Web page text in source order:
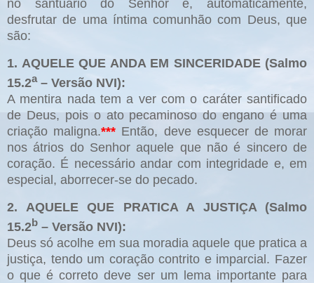
no santuário do Senhor e, automaticamente,
desfrutar de uma íntima comunhão com Deus, que
são:
1. AQUELE QUE ANDA EM SINCERIDADE (Salmo
15.2a– Versão NVI):
A mentira nada tem a ver com o caráter santificado
de Deus, pois o ato pecaminoso do engano é uma
criação maligna.*** Então, deve esquecer de morar
nos átrios do Senhor aquele que não é sincero de
coração. É necessário andar com integridade e, em
especial, aborrecer-se do pecado.
2. AQUELE QUE PRATICA A JUSTIÇA (Salmo
15.2b – Versão NVI):
Deus só acolhe em sua moradia aquele que pratica a
justiça, tendo um coração contrito e imparcial. Fazer
o que é correto deve ser um lema importante para